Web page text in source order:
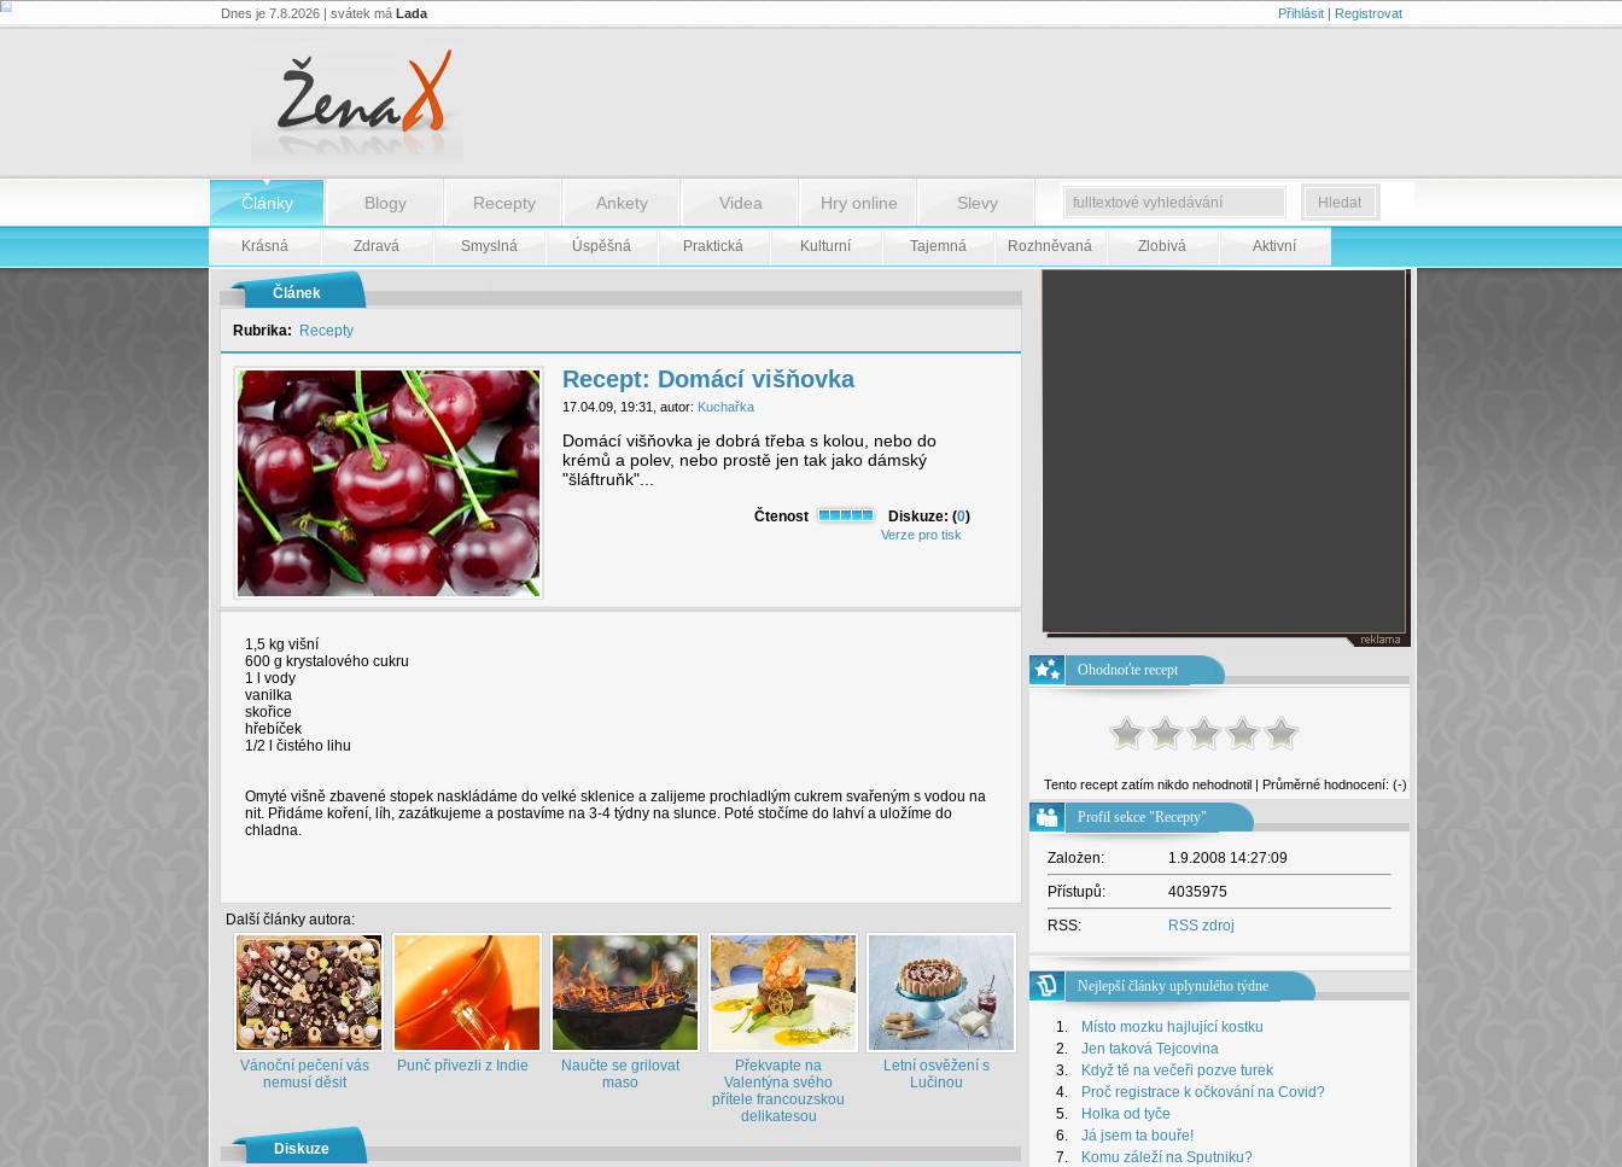
Recept:
Dnes je 7.8.2026 | svátek má Lada Přihlásit| Registrovat
Články Blogy Recepty Ankety Videa Hry online Slevy
Krásná Zdravá Smyslná Úspěšná Praktická Kulturní Tajemná Rozhněvaná Zlobivá Aktivní
Článek
Rubrika: Recepty
Recept: Domácí višňovka
17.04.09, 19:31, autor: Kuchařka
Domácí višňovka je dobrá třeba s kolou, nebo do
krémů a polev, nebo prostě jen tak jako dámský
"šláftruňk"...
Čtenost Diskuze: (0)
Verze pro tisk
1,5 kg višní
600 g krystalového cukru
1 l vody
vanilka
skořice
hřebíček
1/2 l čistého lihu
Omyté višně zbavené stopek naskládáme do velké sklenice a zalijeme prochladlým cukrem svařeným s vodou na
nit. Přidáme koření, líh, zazátkujeme a postavíme na 3-4 týdny na slunce. Poté stočíme do lahví a uložíme do
chladna.
Další články autora:
Vánoční pečení vás
nemusí děsit
Punč přivezli z Indie
Naučte se grilovat
maso
Překvapte na
Valentýna svého
přítele francouzskou
delikatesou
Letní osvěžení s
Lučinou
Diskuze
Ohodnoťte recept
Tento recept zatím nikdo nehodnotil | Průměrné hodnocení: (-)
Profil sekce "Recepty"
Založen:
1.9.2008 14:27:09
Přístupů:
4035975
RSS:
RSS zdroj
Nejlepší články uplynulého týdne
1.
Místo mozku hajlující kostku
2.
Jen taková Tejcovina
3.
Když tě na večeři pozve turek
4.
Proč registrace k očkování na Covid?
5.
Holka od tyče
6.
Já jsem ta bouře!
7.
Komu záleží na Sputniku?